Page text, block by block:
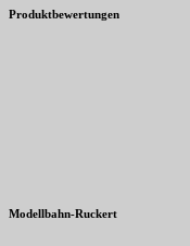
Produktbewertungen
Modellbahn-Ruckert